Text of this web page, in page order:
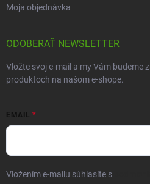
Moja objednávka
ODOBERAŤ NEWSLETTER
Vložte svoj e-mail a my Vám budeme
produktoch na našom e-shope.
EMAIL
Vložením e-mailu súhlasíte s